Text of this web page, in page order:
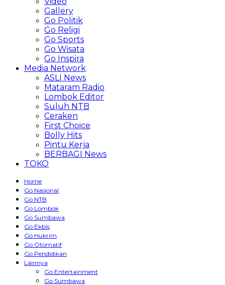
Gallery
Go Politik
Go Religi
Go Sports
Go Wisata
Go Inspira
Media Network
ASLI News
Mataram Radio
Lombok Editor
Suluh NTB
Ceraken
First Choice
Bolly Hits
Pintu Kerja
BERBAGI News
TOKO
Home
Go Nasional
Go NTB
Go Lombok
Go Sumbawa
Go Ekbis
Go Hukrim
Go Otomatif
Go Pendidikan
Lainnya
Go Entertainment
Go Sumbawa